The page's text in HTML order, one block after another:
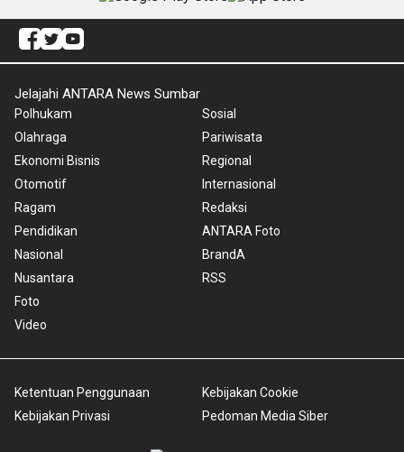
Jelajahi ANTARA News Sumbar
Polhukam
Olahraga
Ekonomi Bisnis
Otomotif
Ragam
Pendidikan
Nasional
Nusantara
Foto
Video
Sosial
Pariwisata
Regional
Internasional
Redaksi
ANTARA Foto
BrandA
RSS
Ketentuan Penggunaan
Kebijakan Privasi
Kebijakan Cookie
Pedoman Media Siber